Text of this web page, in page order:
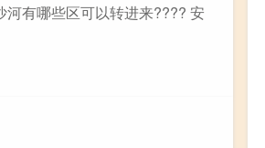
河有哪些区可以转进来???? 安